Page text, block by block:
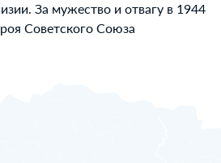
За мужество и отвагу в 1944
Советского Союза